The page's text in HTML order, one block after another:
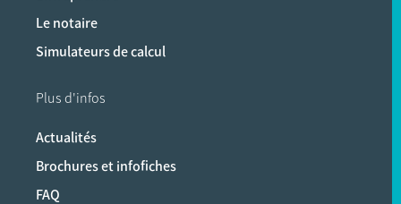
Le notaire
Simulateurs de calcul
Plus d'infos
Actualités
Brochures et infofiches
FAQ